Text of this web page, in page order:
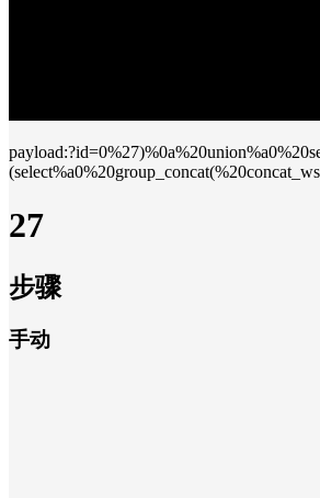
27
步骤
手动